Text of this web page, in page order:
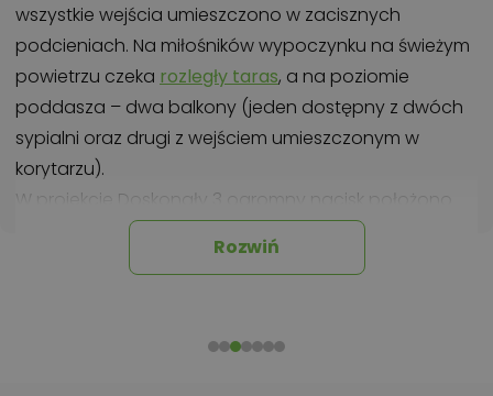
wszystkie wejścia umieszczono w zacisznych
podcieniach. Na miłośników wypoczynku na świeżym
powietrzu czeka rozległy taras, a na poziomie
poddasza – dwa balkony (jeden dostępny z dwóch
sypialni oraz drugi z wejściem umieszczonym w
korytarzu).
W projekcie Doskonały 3 ogromny nacisk położono
na zapewnienie optymalnej funkcjonalności wnętrz.
Wiatrołap jest niewielkim pomieszczeniem, które
został skomunikowany z sienią, ale zapewniono mu
Rozwiń